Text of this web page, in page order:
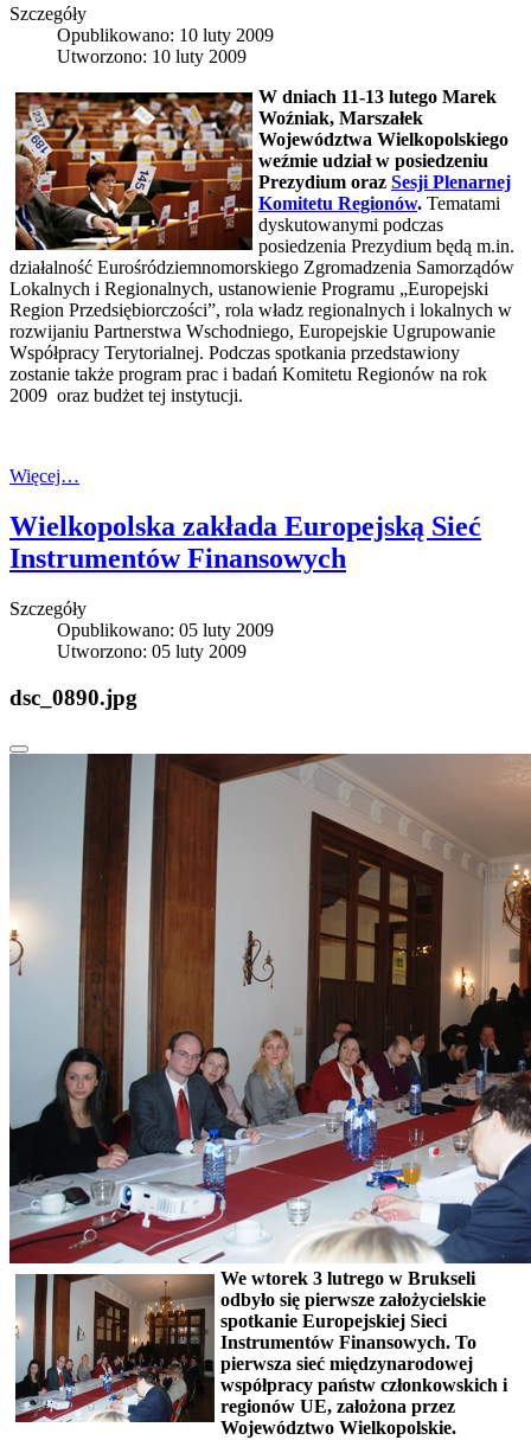
Szczegóły
Opublikowano: 10 luty 2009
Utworzono: 10 luty 2009
W dniach 11-13 lutego Marek
Woźniak, Marszałek
Województwa Wielkopolskiego
weźmie udział w posiedzeniu
Prezydium oraz Sesji Plenarnej
Komitetu Regionów. Tematami
dyskutowanymi podczas
posiedzenia Prezydium będą m.in.
działalność Eurośródziemnomorskiego Zgromadzenia Samorządów
Lokalnych i Regionalnych, ustanowienie Programu „Europejski
Region Przedsiębiorczości”, rola władz regionalnych i lokalnych w
rozwijaniu Partnerstwa Wschodniego, Europejskie Ugrupowanie
Współpracy Terytorialnej. Podczas spotkania przedstawiony
zostanie także program prac i badań Komitetu Regionów na rok
2009 oraz budżet tej instytucji.
Więcej…
Wielkopolska zakłada Europejską Sieć
Instrumentów Finansowych
Szczegóły
Opublikowano: 05 luty 2009
Utworzono: 05 luty 2009
dsc_0890.jpg
We wtorek 3 lutrego w Brukseli
odbyło się pierwsze założycielskie
spotkanie Europejskiej Sieci
Instrumentów Finansowych. To
pierwsza sieć międzynarodowej
współpracy państw członkowskich i
regionów UE, założona przez
Województwo Wielkopolskie.